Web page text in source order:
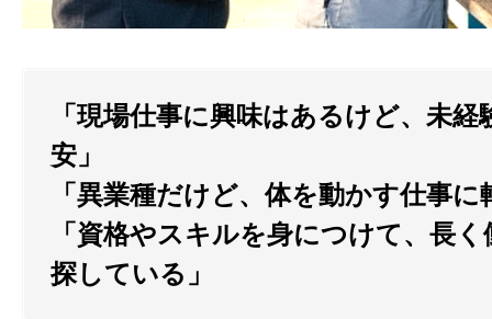
職場見学申し込みページ
「現場仕事に興味はあるけど、未経
安」
「異業種だけど、体を動かす仕事
「資格やスキルを身につけて、長
探している」